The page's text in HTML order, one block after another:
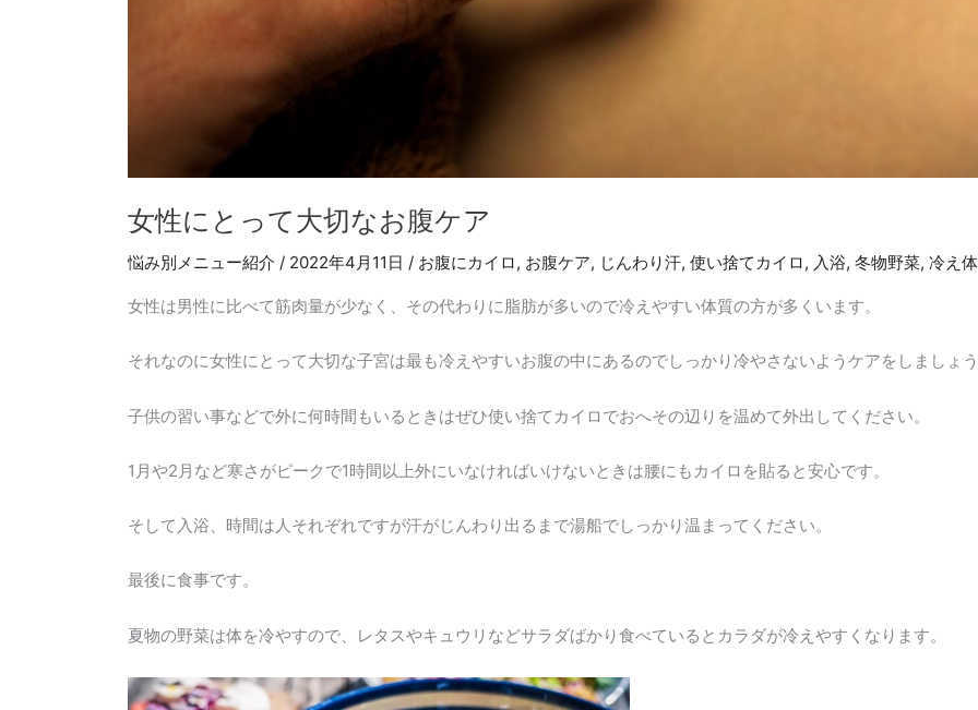
女性にとって大切なお腹ケア
悩み別メニュー紹介 / 2022年4月11日 / お腹にカイロ, お腹ケア, じんわり汗, 使い捨てカイロ, 入浴, 冬物野菜, 冷え
女性は男性に比べて筋肉量が少なく、その代わりに脂肪が多いので冷えやすい体質の方が多くいます。
それなのに女性にとって大切な子宮は最も冷えやすいお腹の中にあるのでしっかり冷やさないようケアをしましょう
子供の習い事などで外に何時間もいるときはぜひ使い捨てカイロでおへその辺りを温めて外出してください。
1月や2月など寒さがピークで1時間以上外にいなければいけないときは腰にもカイロを貼ると安心です。
そして入浴、時間は人それぞれですが汗がじんわり出るまで湯船でしっかり温まってください。
最後に食事です。
夏物の野菜は体を冷やすので、レタスやキュウリなどサラダばかり食べているとカラダが冷えやすくなります。